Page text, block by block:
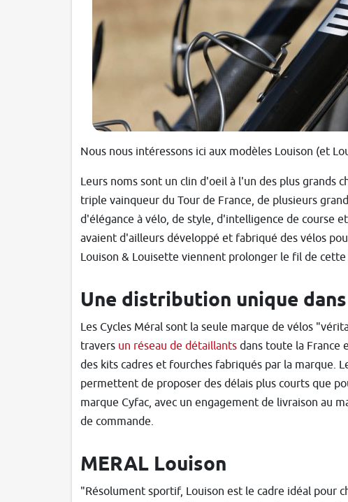
Nous nous intéressons ici aux modèles Louison (et
Leurs noms sont un clin d'oeil à l'un des plus grands
triple vainqueur du Tour de France, de plusieurs
d'élégance à vélo, de style, d'intelligence de course
avaient d'ailleurs développé et fabriqué des vélos
Louison & Louisette viennent prolonger le fil de
Une distribution unique
Les Cycles Méral sont la seule marque de vélos
travers un réseau de détaillants dans toute la France
des kits cadres et fourches fabriqués par la marque.
permettent de proposer des délais plus courts que
marque Cyfac, avec un engagement de livraison au
de commande.
MERAL Louison
"Résolument sportif, Louison est le cadre idéal pour